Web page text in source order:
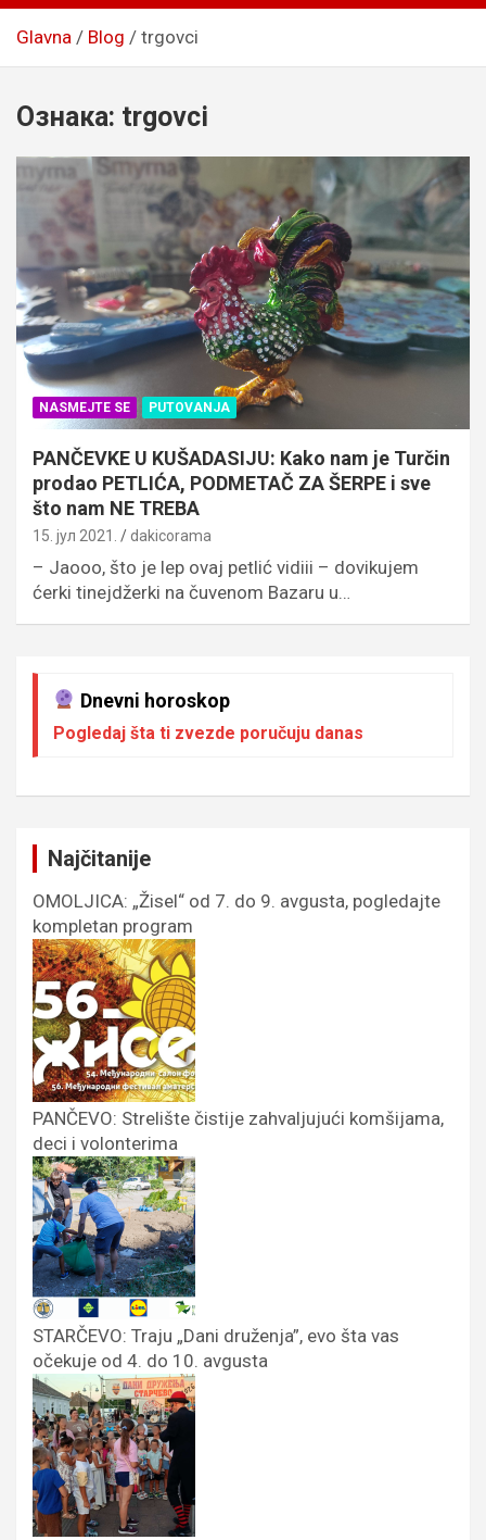
Glavna Blog trgovci
Ознака: trgovci
NASMEJTE SE PUTOVANJA
PANČEVKE U KUŠADASIJU: Kako nam je Turčin
prodao PETLIĆA, PODMETAČ ZA ŠERPE i sve
što nam NE TREBA
15. јул 2021. dakicorama
– Jaooo, što je lep ovaj petlić vidiii – dovikujem
ćerki tinejdžerki na čuvenom Bazaru u…
Dnevni horoskop
Pogledaj šta ti zvezde poručuju danas
Najčitanije
OMOLJICA: „Žisel“ od 7. do 9. avgusta, pogledajte
kompletan program
PANČEVO: Strelište čistije zahvaljujući komšijama,
deci i volonterima
STARČEVO: Traju „Dani druženja”, evo šta vas
očekuje od 4. do 10. avgusta